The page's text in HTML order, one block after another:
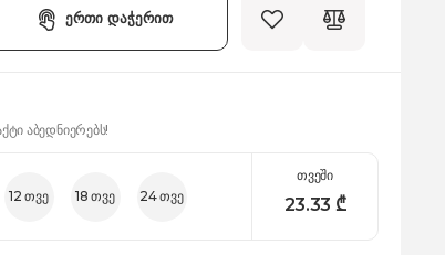
ერთი დაჭერით
აბედნიერებს!
12 თვე 18 თვე 24 თვე
თვეში
23.33 ₾